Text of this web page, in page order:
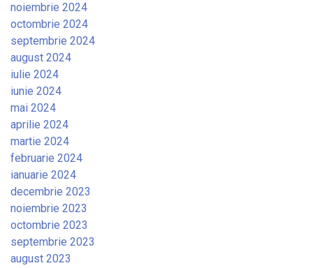
noiembrie 2024
octombrie 2024
septembrie 2024
august 2024
iulie 2024
iunie 2024
mai 2024
aprilie 2024
martie 2024
februarie 2024
ianuarie 2024
decembrie 2023
noiembrie 2023
octombrie 2023
septembrie 2023
august 2023